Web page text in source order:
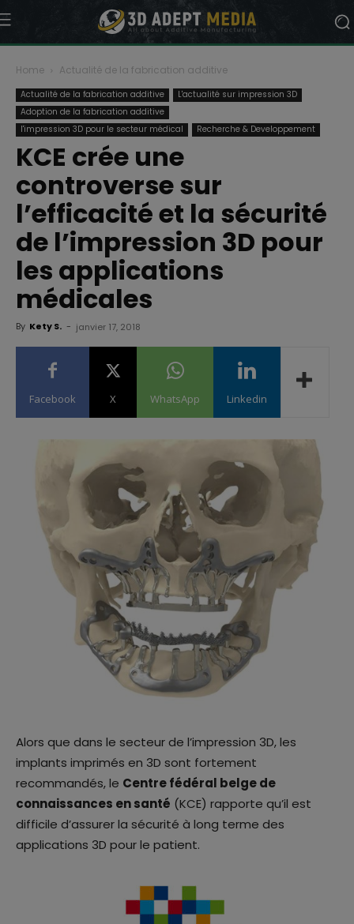
Home Actualité de la fabrication additive
Actualité de la fabrication additive
L'actualité sur impression 3D
Adoption de la fabrication additive
l'impression 3D pour le secteur médical
Recherche & Developpement
KCE crée une
controverse sur
l’efficacité et la sécurité
de l’impression 3D pour
les applications
médicales
By Kety S. - janvier 17, 2018
Facebook X WhatsApp Linkedin
Alors que dans le secteur de l’impression 3D, les
implants imprimés en 3D sont fortement
recommandés, le Centre fédéral belge de
connaissances en santé (KCE) rapporte qu’il est
difficile d’assurer la sécurité à long terme des
applications 3D pour le patient.